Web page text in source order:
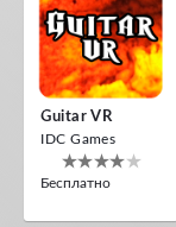
Guitar VR
IDC Games
Бесплатно